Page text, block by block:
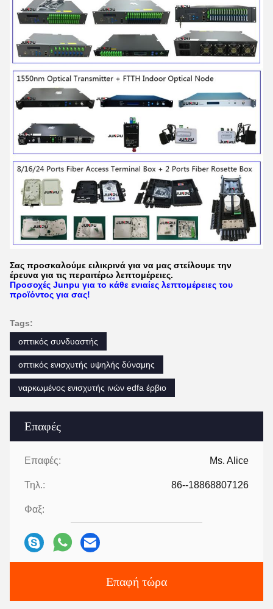
Επαφές
Επαφές: Ms. Alice
Τηλ.: 86--18868807126
Φαξ:
Επαφή τώρα
Σας προσκαλούμε ειλικρινά για να μας στείλουμε την
έρευνα για τις περαιτέρω λεπτομέρειες.
Προσοχές Junpu για το κάθε ενιαίες λεπτομέρειες του
προϊόντος για σας!
Tags:
οπτικός συνδυαστής
οπτικός ενισχυτής υψηλής δύναμης
ναρκωμένος ενισχυτής ινών edfa έρβιο